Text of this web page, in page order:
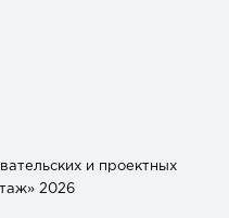
и проектных
2026